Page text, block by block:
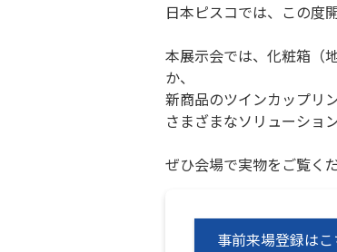
日本ピスコでは、この度
本展示会では、化粧箱（
か、
新商品のツインカップリ
さまざまなソリューショ
ぜひ会場で実物をご覧くだ
事前来場登録はこ